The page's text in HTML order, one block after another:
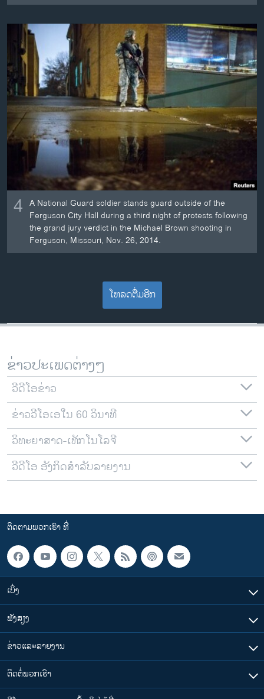
4 A National Guard soldier stands guard outside of the
Ferguson City Hall during a third night of protests following
the grand jury verdict in the Michael Brown shooting in
Ferguson, Missouri, Nov. 26, 2014.
ໂຫລດຕື່ມອີກ
ຂ່າວປະເພດຕ່າງໆ
ວີດີໂອຂ່າວ
ຂ່າວວີໂອເອໃນ 60 ວິນາທີ
ວິທະຍາສາດ-ເທັກໂນໂລຈີ
ວີດີໂອ ອັງກິດສຳລັບລາຍງານ
ຕິດຕາມພວກເຮົາ ທີ່
ເບິ່ງ
ຟັງສຽງ
ຂ່າວແລະລາຍງານ
ຕິດຕໍ່ພວກເຮົາ